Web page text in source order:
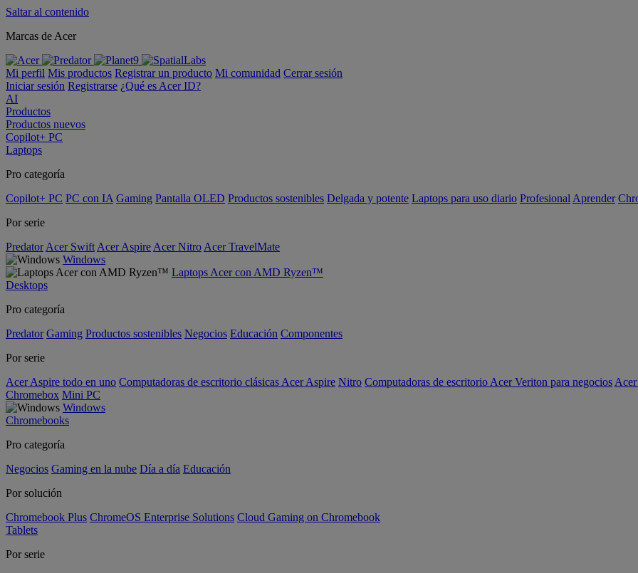
Saltar al contenido
Marcas de Acer
Mi perfil Mis productos Registrar un producto Mi comunidad Cerrar sesión
Iniciar sesión Registrarse ¿Qué es Acer ID?
AI
Productos
Productos nuevos
Copilot+ PC
Laptops
Pro categoría
Copilot+ PC PC con IA Gaming Pantalla OLED Productos sostenibles Delgada y potente Laptops para uso diario Profesional Aprender
Por serie
Predator Acer Swift Acer Aspire Acer Nitro Acer TravelMate
Windows
Laptops Acer con AMD Ryzen™
Desktops
Pro categoría
Predator Gaming Productos sostenibles Negocios Educación Componentes
Por serie
Acer Aspire todo en uno Computadoras de escritorio clásicas Acer Aspire Nitro Computadoras de escritorio Acer Veriton para negocios
Chromebox Mini PC
Windows
Chromebooks
Pro categoría
Negocios Gaming en la nube Día a día Educación
Por solución
Chromebook Plus ChromeOS Enterprise Solutions Cloud Gaming on Chromebook
Tablets
Por serie